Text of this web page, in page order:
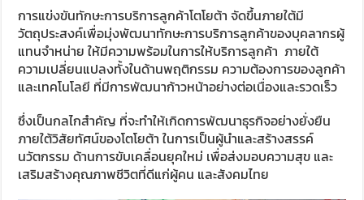
การแข่งขันทักษะการบริการลูกค้าโตโยต้า จัดขึ้นภายใต้มี
วัตถุประสงค์เพื่อมุ่งพัฒนาทักษะการบริการลูกค้าของบุคลากรผู้
แทนจำหน่าย ให้มีความพร้อมในการให้บริการลูกค้า ภายใต้
ความเปลี่ยนแปลงทั้งในด้านพฤติกรรม ความต้องการของลูกค้า
และเทคโนโลยี ที่มีการพัฒนาก้าวหน้าอย่างต่อเนื่องและรวดเร็ว
ซึ่งเป็นกลไกสำคัญ ที่จะทำให้เกิดการพัฒนาธุรกิจอย่างยั่งยืน
ภายใต้วิสัยทัศน์ของโตโยต้า ในการเป็นผู้นำและสร้างสรรค์
นวัตกรรม ด้านการขับเคลื่อนยุคใหม่ เพื่อส่งมอบความสุข และ
เสริมสร้างคุณภาพชีวิตที่ดีแก่ผู้คน และสังคมไทย